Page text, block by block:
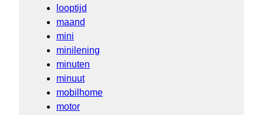
looptijd
maand
mini
minilening
minuten
minuut
mobilhome
motor